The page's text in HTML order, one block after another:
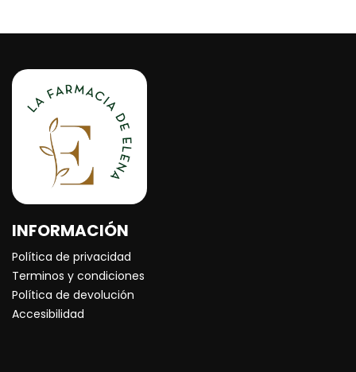
INFORMACIÓN
Política de privacidad
Terminos y condiciones
Política de devolución
Accesibilidad